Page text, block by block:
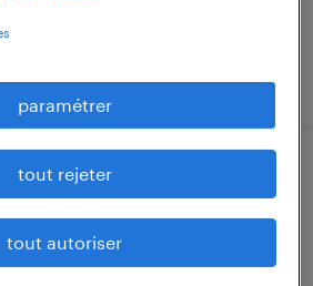
(f/h)
loire-atlantique
paramétrer
tout rejeter
tout autoriser